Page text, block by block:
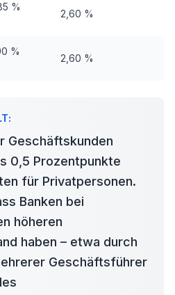
%
2,60 %
%
2,60 %
Geschäftskunden
0,5 Prozentpunkte
für Privatpersonen.
Banken bei
höheren
haben – etwa durch
Geschäftsführer